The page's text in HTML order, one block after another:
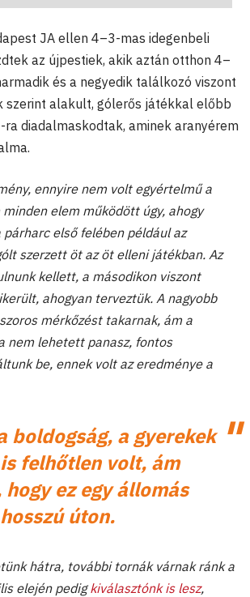
JA ellen 4–3-mas idegenbeli
az újpestiek, akik aztán otthon 4–
és a negyedik találkozó viszont
szerint alakult, gólerős játékkal előbb
diadalmaskodtak, aminek aranyérem
ennyire nem volt egyértelmű a
minden elem működött úgy, ahogy
első felében például az
szerzett öt az öt elleni játékban. Az
kellett, a másodikon viszont
ahogyan terveztük. A nagyobb
mérkőzést takarnak, ám a
nem lehetett panasz, fontos
be, ennek volt az eredménye a
boldogság, a gyerekek
felhőtlen volt, ám
ez egy állomás
úton.
hátra, további tornák várnak ránk a
elején pedigkiválasztónk is lesz,